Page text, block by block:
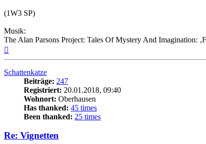
(1W3 SP)
Musik:
The Alan Parsons Project: Tales Of Mystery And Imagination:
Schattenkatze
Beiträge: 247
Registriert: 20.01.2018, 09:40
Wohnort: Oberhausen
Has thanked: 45 times
Been thanked: 25 times
Re: Vignetten